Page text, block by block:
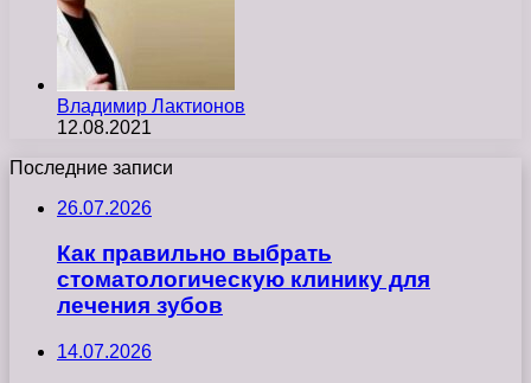
Владимир Лактионов
12.08.2021
Последние записи
26.07.2026
Как правильно выбрать
стоматологическую клинику для
лечения зубов
14.07.2026